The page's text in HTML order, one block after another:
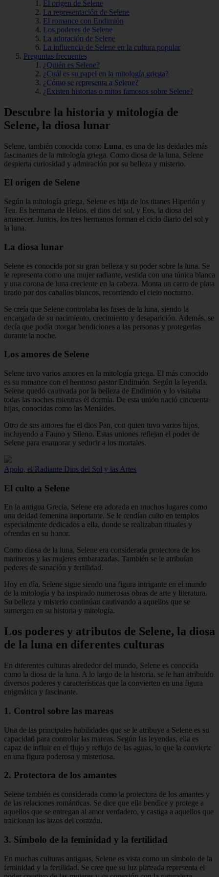
El origen de Selene
La representación de Selene
El romance con Endimión
Los poderes de Selene
La adoración de Selene
La influencia de Selene en la cultura popular
Preguntas frecuentes
¿Quién es Selene?
¿Cuál es su papel en la mitología griega?
¿Cómo se representa a Selene?
¿Existen historias o mitos famosos sobre Selene?
Descubre la historia y mitología de
Selene, la diosa lunar
Selene, también conocida como Luna, es una de las deidades más
fascinantes de la mitología griega. Como diosa de la luna, Selene
despierta curiosidad y admiración por su belleza y misterio.
El origen de Selene
Según la mitología griega, Selene es hija de los titanes Hiperión y
Tea. Es hermana de Helios, el dios del sol, y Eos, la diosa del
amanecer. Juntos, los tres hermanos forman el ciclo diario del sol y
la luna.
La diosa lunar
Selene es conocida por su gran belleza y su poder sobre la luna. Se
le representa como una mujer radiante, vestida con una túnica blanca
y una corona de luna creciente en la cabeza. Monta un carro de plata
tirado por dos caballos blancos, recorriendo el cielo nocturno.
Se creía que Selene controlaba las fases de la luna, siendo la
encargada de su nacimiento, crecimiento y desaparición. Además, se
decía que podía otorgar bendiciones a las personas y protegerlas
durante la noche.
Los amores de Selene
Selene tuvo varios amores en la mitología griega. El más conocido
es su romance con el hermoso pastor Endimión. Según la leyenda,
Selene quedó cautivada por la belleza de Endimión y lo visitaba
todas las noches mientras él dormía. De esta unión nació cincuenta
hijas, conocidas como las Menáides.
Otro de sus amores fue el dios Pan, con quien tuvo varios hijos,
incluyendo a Fauno y Sileno. Estas uniones reflejan el poder de
Selene para enamorar y seducir a los mortales.
Apolo, el Radiante Dios del Sol y las Artes
El culto a Selene
En la antigua Grecia, Selene era adorada en muchos lugares como
una deidad femenina importante. Se le rendían culto en templos
especialmente dedicados a ella, donde se realizaban rituales y
ofrendas en su honor.
Como diosa de la luna, Selene era considerada protectora de los
marineros y las mujeres embarazadas. También se le atribuían
poderes de sanación y fertilidad.
Hoy en día, Selene sigue siendo una figura intrigante en el mundo
de la mitología y ha inspirado numerosas obras de arte y literatura.
Su belleza y misterio continúan cautivando a aquellos que se
sumergen en su historia y mitología.
Los poderes y atributos de Selene, la diosa
de la luna en diferentes culturas
En diferentes culturas alrededor del mundo, Selene es conocida
como la diosa de la luna. A lo largo de la historia, se le han atribuido
diversos poderes y características que la convierten en una figura
enigmática y fascinante.
1. Control sobre las mareas
Una de las principales habilidades que se le atribuye a Selene es su
capacidad para controlar las mareas. Según las leyendas, ella es
capaz de influir en el flujo y reflujo de las aguas, lo que la convierte
en una figura poderosa y misteriosa.
2. Protectora de los amantes
Selene también es considerada como la protectora de los amantes y
de las relaciones románticas. Se dice que ella bendice y protege a
aquellos que se entregan al amor verdadero, y castiga a aquellos que
traicionan los lazos del corazón.
3. Símbolo de la feminidad y la fertilidad
En muchas culturas antiguas, Selene es vista como un símbolo de la
feminidad y la fertilidad. Se cree que su luz plateada representa el